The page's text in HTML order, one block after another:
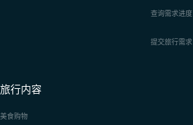
查询需求进度
提交旅行需求
旅行内容
美食购物